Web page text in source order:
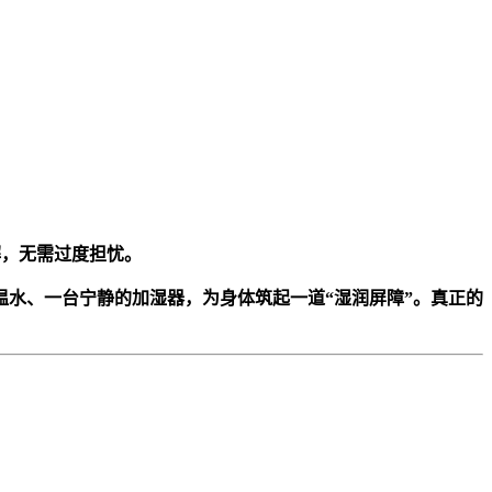
无需过度担忧。
、一台宁静的加湿器，为身体筑起一道“湿润屏障”。真正的